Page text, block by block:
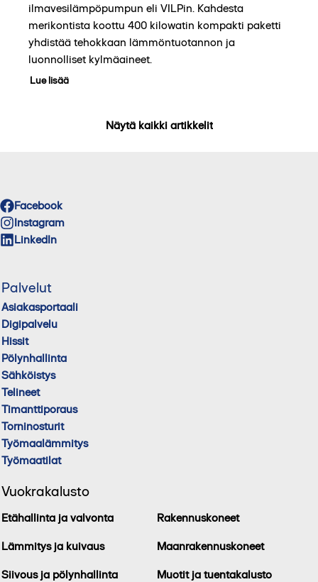
ilmavesilämpöpumpun eli VILPin. Kahdesta
merikontista koottu 400 kilowatin kompakti paketti
yhdistää tehokkaan lämmöntuotannon ja
luonnolliset kylmäaineet.
Lue lisää
Näytä kaikki artikkelit
Facebook
Instagram
LinkedIn
Palvelut
Asiakasportaali
Digipalvelu
Hissit
Pölynhallinta
Sähköistys
Telineet
Timanttiporaus
Torninosturit
Työmaalämmitys
Työmaatilat
Vuokrakalusto
Etähallinta ja valvonta
Lämmitys ja kuivaus
Siivous ja pölynhallinta
Rakennuskoneet
Maanrakennuskoneet
Muotit ja tuentakalusto